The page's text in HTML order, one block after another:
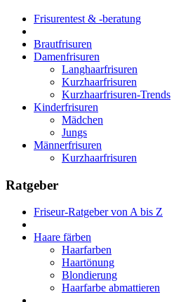
Frisurentest & -beratung
Brautfrisuren
Damenfrisuren
Langhaarfrisuren
Kurzhaarfrisuren
Kurzhaarfrisuren-Trends
Kinderfrisuren
Mädchen
Jungs
Männerfrisuren
Kurzhaarfrisuren
Ratgeber
Friseur-Ratgeber von A bis Z
Haare färben
Haarfarben
Haartönung
Blondierung
Haarfarbe abmattieren